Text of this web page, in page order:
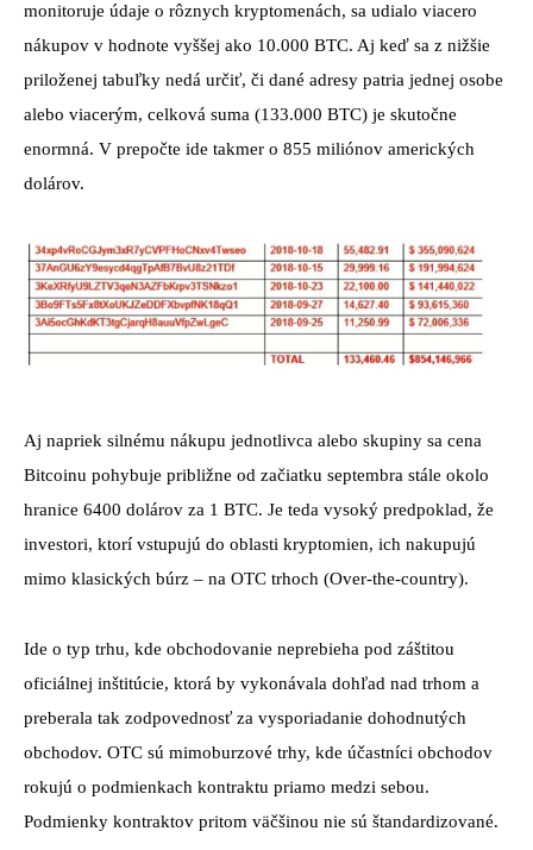
monitoruje údaje o rôznych kryptomenách, sa udialo viacero
nákupov v hodnote vyššej ako 10.000 BTC. Aj keď sa z nižšie
priloženej tabuľky nedá určiť, či dané adresy patria jednej osobe
alebo viacerým, celková suma (133.000 BTC) je skutočne
enormná. V prepočte ide takmer o 855 miliónov amerických
dolárov.
Aj napriek silnému nákupu jednotlivca alebo skupiny sa cena
Bitcoinu pohybuje približne od začiatku septembra stále okolo
hranice 6400 dolárov za 1 BTC. Je teda vysoký predpoklad, že
investori, ktorí vstupujú do oblasti kryptomien, ich nakupujú
mimo klasických búrz – na OTC trhoch (Over-the-country).
Ide o typ trhu, kde obchodovanie neprebieha pod záštitou
oficiálnej inštitúcie, ktorá by vykonávala dohľad nad trhom a
preberala tak zodpovednosť za vysporiadanie dohodnutých
obchodov. OTC sú mimoburzové trhy, kde účastníci obchodov
rokujú o podmienkach kontraktu priamo medzi sebou.
Podmienky kontraktov pritom väčšinou nie sú štandardizované.